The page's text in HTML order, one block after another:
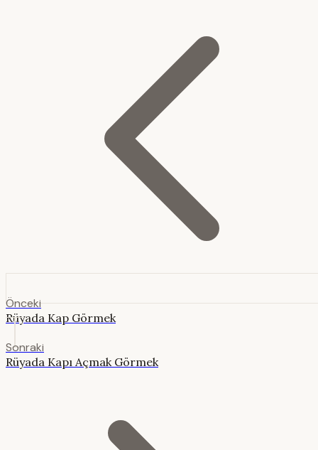
Önceki
Rüyada Kap Görmek
Sonraki
Rüyada Kapı Açmak Görmek